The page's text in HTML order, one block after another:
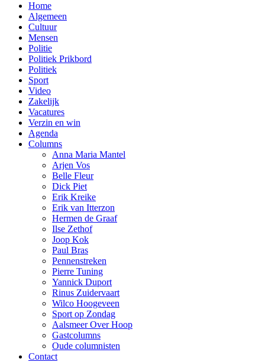
Home
Algemeen
Cultuur
Mensen
Politie
Politiek Prikbord
Politiek
Sport
Video
Zakelijk
Vacatures
Verzin en win
Agenda
Columns
Anna Maria Mantel
Arjen Vos
Belle Fleur
Dick Piet
Erik Kreike
Erik van Itterzon
Hermen de Graaf
Ilse Zethof
Joop Kok
Paul Bras
Pennenstreken
Pierre Tuning
Yannick Duport
Rinus Zuidervaart
Wilco Hoogeveen
Sport op Zondag
Aalsmeer Over Hoop
Gastcolumns
Oude columnisten
Contact